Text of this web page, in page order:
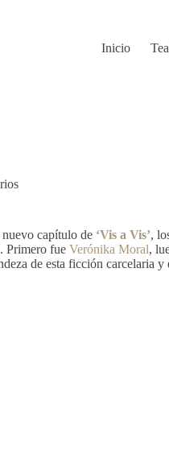
Inicio
capítulo de ‘Vis a Vis’,
Primero fue Verónika Moral,
de esta ficción carcelaria y